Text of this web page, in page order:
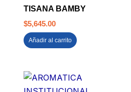
TISANA BAMBY
$5,645.00
Añadir al carrito